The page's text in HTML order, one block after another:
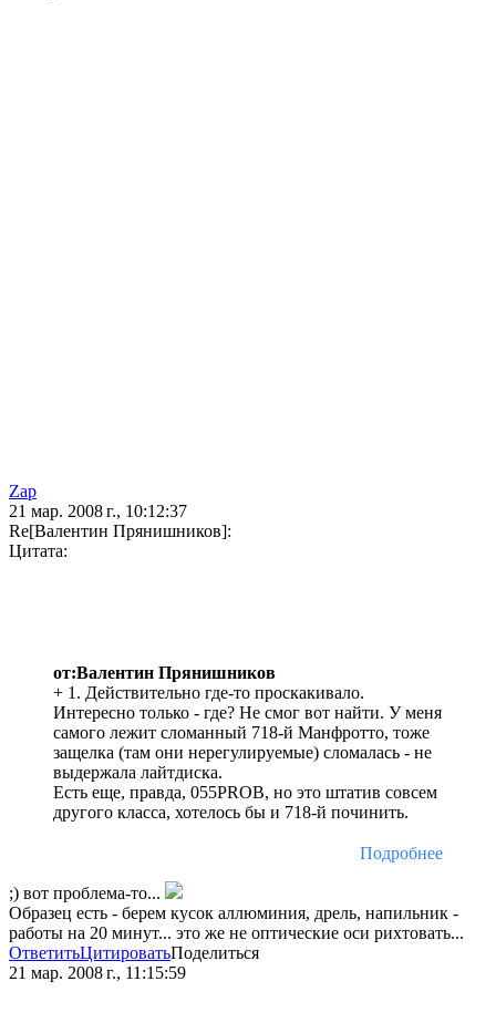
Zap
21 мар. 2008 г., 10:12:37
Re[Валентин Прянишников]:
Цитата:
от:Валентин Прянишников
+ 1. Действительно где-то проскакивало.
Интересно только - где? Не смог вот найти. У меня
самого лежит сломанный 718-й Манфротто, тоже
защелка (там они нерегулируемые) сломалась - не
выдержала лайтдиска.
Есть еще, правда, 055PROB, но это штатив совсем
другого класса, хотелось бы и 718-й починить.
Подробнее
;) вот проблема-то...
Образец есть - берем кусок аллюминия, дрель, напильник -
работы на 20 минут... это же не оптические оси рихтовать...
ОтветитьЦитироватьПоделиться
21 мар. 2008 г., 11:15:59